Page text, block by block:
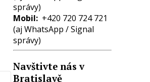
správy)
Mobil: +420 720 724 721
(aj WhatsApp / Signal
správy)
Navštivte nás v
Bratislavě